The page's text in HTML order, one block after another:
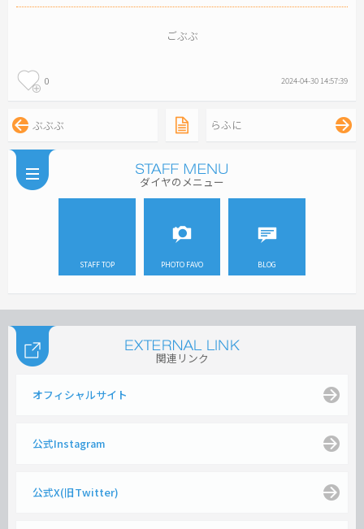
ごぶぶ
0 2024-04-30 14:57:39
ぶぶぶ らふに
ダイヤのメニュー
STAFF TOP PHOTO FAVO BLOG
関連リンク
オフィシャルサイト
公式Instagram
公式X(旧Twitter)